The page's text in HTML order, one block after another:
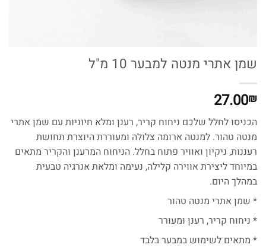
שמן אתרי מנטה למבער 10 מ"ל
27.00₪
הכניסו לחלל שלכם ניחוח קריר, רענן ומלא חיוניות עם שמן אתרי
מנטה טהור. למנטה ארומה צלולה ומעוררת היוצרת תחושת
רעננות, ניקיון ואוויר פתוח בחלל. הניחוח המרענן והקריר מתאים
במיוחד ליצירת אווירה קלילה, נעימה ומלאת אנרגיה טבעית
במהלך היום.
* שמן אתרי מנטה טהור
* ניחוח קריר, רענן ומעורר
* מתאים לשימוש במבער בלבד